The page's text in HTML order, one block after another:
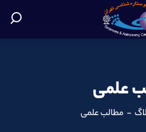
علمی
- مطالب علمی